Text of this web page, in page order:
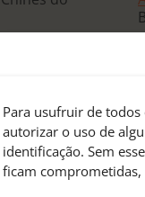
Para usufruir de todos
autorizar o uso de
identificação. Sem
ficam comprometidas,
e ministra
de
20 anos
residências
no mundo.